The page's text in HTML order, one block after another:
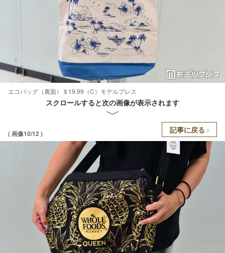
エコバッグ（裏面）＄19.99（C）モデルプレス
スクロールすると次の画像が表示されます
( 画像10/12 ) 記事に戻る